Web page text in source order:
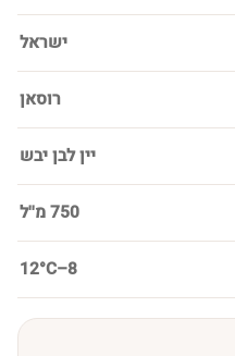
ישראל
רוסאן
יין לבן יבש
750 מ''ל
8–12°C